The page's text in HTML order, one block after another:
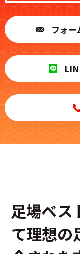
フォー
足場ベス
て理想の